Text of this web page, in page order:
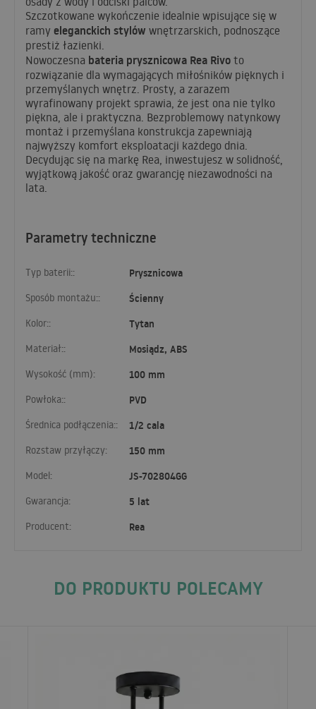
Parametry techniczne
Typ baterii:: Prysznicowa
Sposób montażu:: Ścienny
Kolor:: Tytan
Materiał:: Mosiądz, ABS
Wysokość (mm): 100 mm
Powłoka:: PVD
Średnica podłączenia:: 1/2 cala
Rozstaw przyłączy: 150 mm
Model: JS-702804GG
Gwarancja: 5 lat
Producent: Rea
Szczotkowane wykończenie idealnie wpisujące się w
ramy eleganckich stylów wnętrzarskich, podnoszące
prestiż łazienki.
Nowoczesna bateria prysznicowa Rea Rivo to
rozwiązanie dla wymagających miłośników pięknych i
przemyślanych wnętrz. Prosty, a zarazem
wyrafinowany projekt sprawia, że jest ona nie tylko
piękna, ale i praktyczna. Bezproblemowy natynkowy
montaż i przemyślana konstrukcja zapewniają
najwyższy komfort eksploatacji każdego dnia.
Decydując się na markę Rea, inwestujesz w solidność,
wyjątkową jakość oraz gwarancję niezawodności na
lata.
DO PRODUKTU POLECAMY